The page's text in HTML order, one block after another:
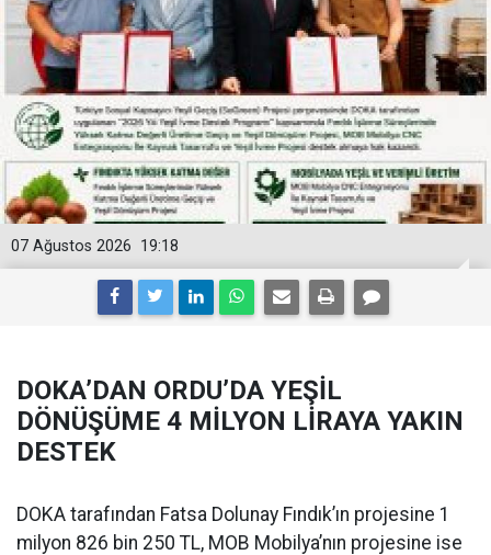
19:18
07 Ağustos 2026
DOKA’DAN ORDU’DA YEŞİL
DÖNÜŞÜME 4 MİLYON LİRAYA YAKIN
DESTEK
DOKA tarafından Fatsa Dolunay Fındık’ın projesine 1
milyon 826 bin 250 TL, MOB Mobilya’nın projesine ise